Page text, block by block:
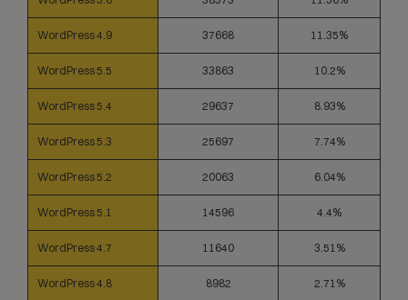
WordPress 4.9 37668 11.35%
WordPress 5.5 33863 10.2%
WordPress 5.4 29637 8.93%
WordPress 5.3 25697 7.74%
WordPress 5.2 20063 6.04%
WordPress 5.1 14596 4.4%
WordPress 4.7 11640 3.51%
WordPress 4.8 8982 2.71%